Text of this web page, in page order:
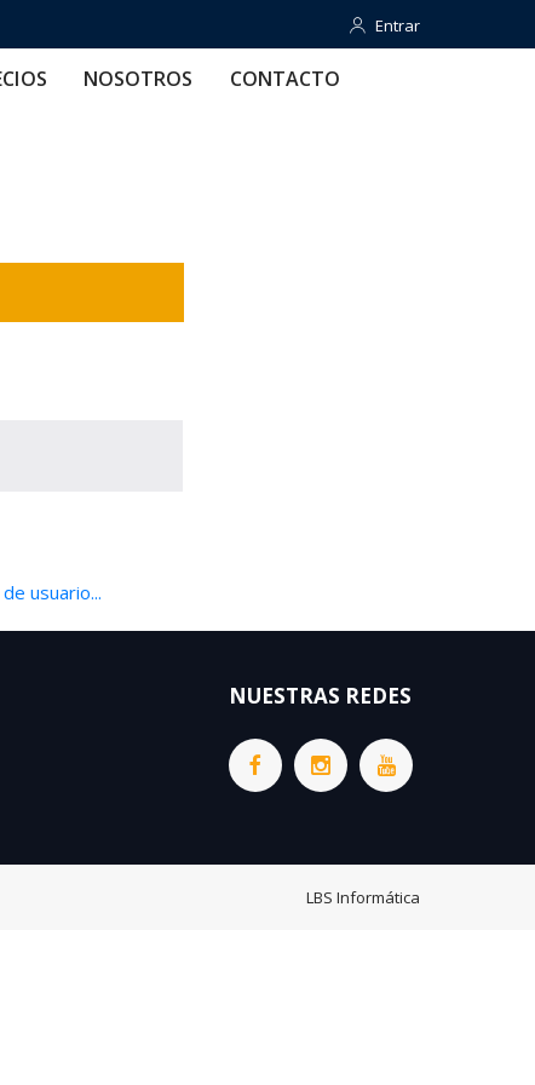
Entrar
Entrar
NOSOTROS CONTACTO
usuario...
NUESTRAS REDES
LBS Informática